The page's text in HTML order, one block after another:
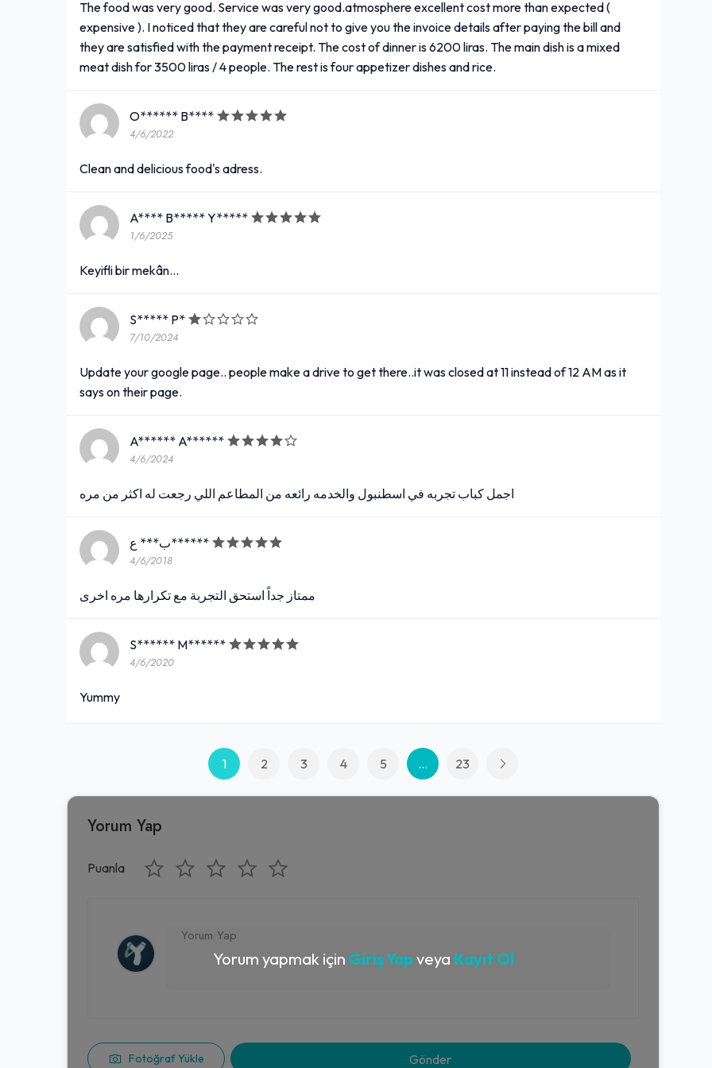
The food was very good. Service was very good.atmosphere excellent cost more than expected (
expensive ). I noticed that they are careful not to give you the invoice details after paying the bill and
they are satisfied with the payment receipt. The cost of dinner is 6200 liras. The main dish is a mixed
meat dish for 3500 liras / 4 people. The rest is four appetizer dishes and rice.
O****** B****
4/6/2022
Clean and delicious food's adress.
A**** B***** Y*****
1/6/2025
Keyifli bir mekân...
S***** P*
7/10/2024
Update your google page.. people make a drive to get there..it was closed at 11 instead of 12 AM as it
says on their page.
A****** A******
4/6/2024
اجمل كباب تجربه في اسطنبول والخدمه رائعه من المطاعم اللي رجعت له اكثر من مره
ب*** ع******
4/6/2018
ممتاز جداً استحق التجربة مع تكرارها مره اخرى
S****** M******
4/6/2020
Yummy
1 2 3 4 5 ... 23
Yorum Yap
Puanla
Fotoğraf Yükle
Yorum yapmak için Giriş Yap veya Kayıt Ol